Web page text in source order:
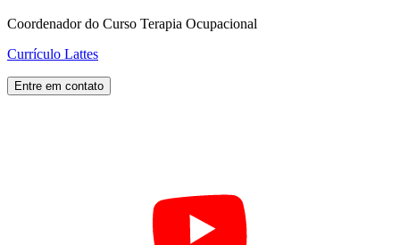
Coordenador do Curso Terapia Ocupacional
Currículo Lattes
Entre em contato